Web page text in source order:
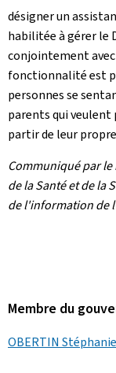
désigner un
habilitée à gérer le
conjointement avec
fonctionnalité est
personnes se
parents qui veulent
partir de leur propre
Communiqué par
de la Santé et de la
de l'information de
Membre du
OBERTIN Stéphanie